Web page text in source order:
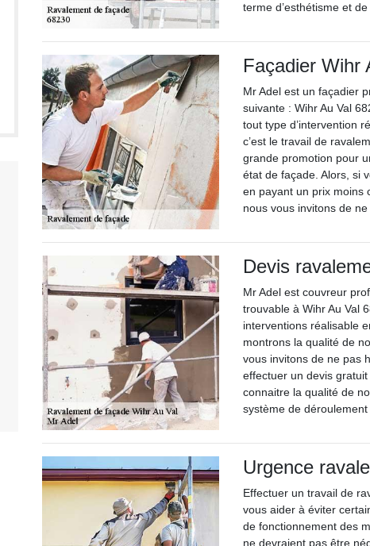
terme d’esthétisme et
Façadier Wihr
Mr Adel est un façadier
suivante : Wihr Au Val
tout type d’intervention
c’est le travail de
grande promotion pour
état de façade. Alors, si
en payant un prix moins
nous vous invitons de
Devis
Mr Adel est couvreur
trouvable à Wihr Au Val
interventions réalisable
montrons la qualité de
vous invitons de ne pas
effectuer un devis
connaitre la qualité de
système de déroulement
Urgence
Effectuer un travail de
vous aider à éviter
de fonctionnement des
ne devraient pas être